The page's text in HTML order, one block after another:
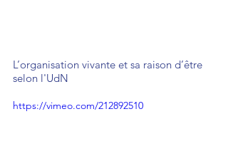
L’organisation vivante et sa raison d’être
selon l'UdN
https://vimeo.com/212892510